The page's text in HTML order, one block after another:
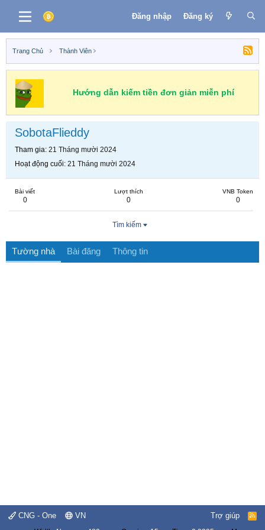
Đăng nhập Đăng ký
Trang Chủ Thành Viên
Hướng dẫn kiếm tiền đơn giản miễn phí
SobotaFlieddy
Tham gia 21 Tháng mười 2024
Hoạt động cuối 21 Tháng mười 2024
Bài viết
0
Lượt thích
0
VNB Token
0
Tìm kiếm
Tường nhà Bài đăng Thông tin
CNG - One VN Trợ giúp
R